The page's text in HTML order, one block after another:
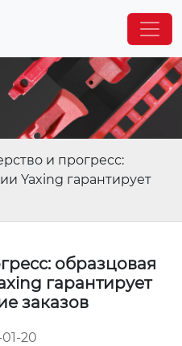
и прогресс:
Yaxing гарантирует
образцовая
гарантирует
заказов
20